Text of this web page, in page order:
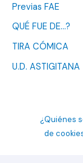
Previas FAE
QUÉ FUE DE…?
TIRA CÓMICA
U.D. ASTIGITANA
¿Quiénes
de